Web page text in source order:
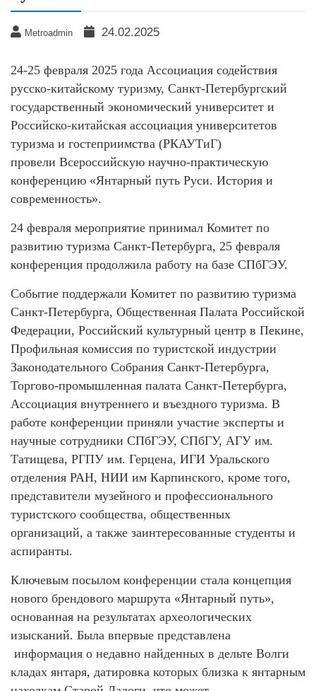
Metroadmin 24.02.2025
24-25 февраля 2025 года Ассоциация содействия
русско-китайскому туризму, Санкт-Петербургский
государственный экономический университет и
Российско-китайская ассоциация университетов
туризма и гостеприимства (РКАУТиГ)
провели Всероссийскую научно-практическую
конференцию «Янтарный путь Руси. История и
современность».
24 февраля мероприятие принимал Комитет по
развитию туризма Санкт-Петербурга, 25 февраля
конференция продолжила работу на базе СПбГЭУ.
Событие поддержали Комитет по развитию туризма
Санкт-Петербурга, Общественная Палата Российской
Федерации, Российский культурный центр в Пекине,
Профильная комиссия по туристской индустрии
Законодательного Собрания Санкт-Петербурга,
Торгово-промышленная палата Санкт-Петербурга,
Ассоциация внутреннего и въездного туризма. В
работе конференции приняли участие эксперты и
научные сотрудники СПбГЭУ, СПбГУ, АГУ им.
Татищева, РГПУ им. Герцена, ИГИ Уральского
отделения РАН, НИИ им Карпинского, кроме того,
представители музейного и профессионального
туристского сообщества, общественных
организаций, а также заинтересованные студенты и
аспиранты.
Ключевым посылом конференции стала концепция
нового брендового маршрута «Янтарный путь»,
основанная на результатах археологических
изысканий. Была впервые представлена
информация о недавно найденных в дельте Волги
кладах янтаря, датировка которых близка к янтарным